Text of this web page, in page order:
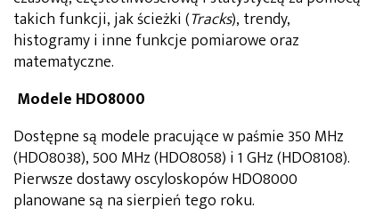
takich funkcji, jak ścieżki (Tracks), trendy,
histogramy i inne funkcje pomiarowe oraz
matematyczne.
Modele HDO8000
Dostępne są modele pracujące w paśmie 350 MHz
(HDO8038), 500 MHz (HDO8058) i 1 GHz (HDO8108).
Pierwsze dostawy oscyloskopów HDO8000
planowane są na sierpień tego roku.